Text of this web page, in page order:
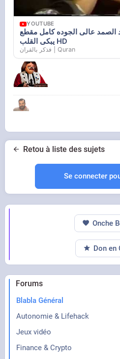
YOUTUBE
الصمد عالى الجوده كامل مقطع
يبكى القلب HD
فذكر بالقران | Quran
Retou à liste des sujets
Se connecter
Forums
Blabla Général
Autonomie & Lifehack
Jeux vidéo
Finance & Crypto
Onche
Don en